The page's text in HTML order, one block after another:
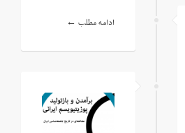
ادامه مطلب ←